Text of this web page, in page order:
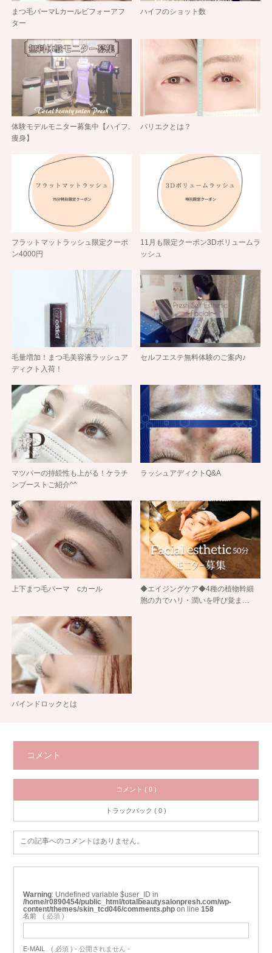
まつ毛パーマLカールビフォーアフ
ター
ハイフのショット数
体験モデルモニター募集中【ハイフ.
痩身】
パリエクとは？
フラットマットラッシュ限定クーポ
ン4000円
11月も限定クーポン3Dボリュームラ
ッシュ
毛量増加！まつ毛美容液ラッシュア
ディクト入荷！
セルフエステ無料体験のご案内♪
マツパーの持続性も上がる！ケラチ
ンブーストご紹介^^
ラッシュアディクトQ&A
上下まつ毛パーマ cカール
◆エイジングケア◆4種の植物幹細
胞の力でハリ・潤いを呼び覚ま…
バインドロックとは
コメント
コメント ( 0 )
トラックバック ( 0 )
この記事へのコメントはありません。
Warning : Undefined variable $user_ID in
/home/r0890454/public_html/totalbeautysalonpresh.com/wp-
content/themes/skin_tcd046/comments.php on line 158
名前 ( 必須 )
E-MAIL ( 必須 ) - 公開されません -